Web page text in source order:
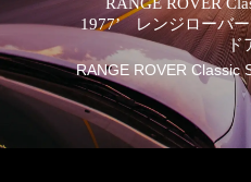
1977’ レンジローバ
ド